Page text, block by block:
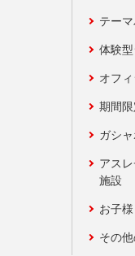
テー
体験
オフ
期間
ガシ
アス
施設
お子
その